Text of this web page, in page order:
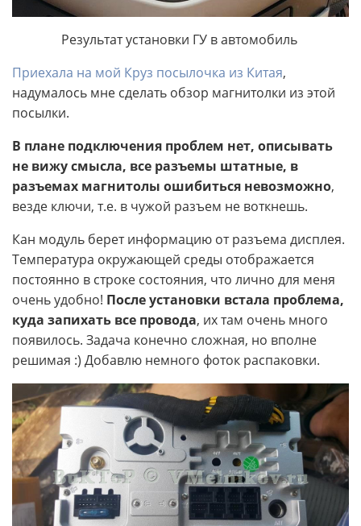
Результат установки ГУ в автомобиль
Приехала на мой Круз посылочка из Китая,
надумалось мне сделать обзор магнитолки из этой
посылки.
В плане подключения проблем нет, описывать
не вижу смысла, все разъемы штатные, в
разъемах магнитолы ошибиться невозможно,
везде ключи, т.е. в чужой разъем не воткнешь.
Кан модуль берет информацию от разъема дисплея.
Температура окружающей среды отображается
постоянно в строке состояния, что лично для меня
очень удобно! После установки встала проблема,
куда запихать все провода, их там очень много
появилось. Задача конечно сложная, но вполне
решимая :) Добавлю немного фоток распаковки.